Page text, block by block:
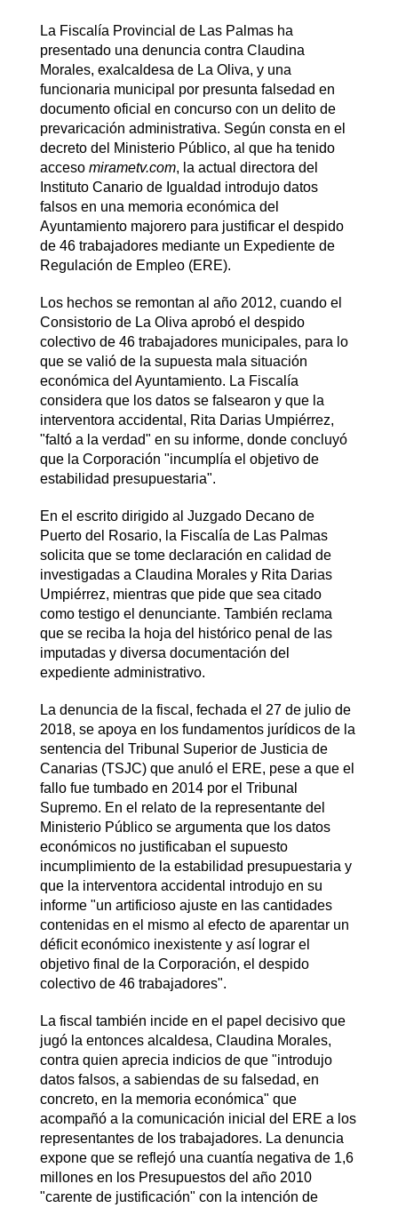
La Fiscalía Provincial de Las Palmas ha
presentado una denuncia contra Claudina
Morales, exalcaldesa de La Oliva, y una
funcionaria municipal por presunta falsedad en
documento oficial en concurso con un delito de
prevaricación administrativa. Según consta en el
decreto del Ministerio Público, al que ha tenido
acceso mirametv.com, la actual directora del
Instituto Canario de Igualdad introdujo datos
falsos en una memoria económica del
Ayuntamiento majorero para justificar el despido
de 46 trabajadores mediante un Expediente de
Regulación de Empleo (ERE).
Los hechos se remontan al año 2012, cuando el
Consistorio de La Oliva aprobó el despido
colectivo de 46 trabajadores municipales, para lo
que se valió de la supuesta mala situación
económica del Ayuntamiento. La Fiscalía
considera que los datos se falsearon y que la
interventora accidental, Rita Darias Umpiérrez,
"faltó a la verdad" en su informe, donde concluyó
que la Corporación "incumplía el objetivo de
estabilidad presupuestaria".
En el escrito dirigido al Juzgado Decano de
Puerto del Rosario, la Fiscalía de Las Palmas
solicita que se tome declaración en calidad de
investigadas a Claudina Morales y Rita Darias
Umpiérrez, mientras que pide que sea citado
como testigo el denunciante. También reclama
que se reciba la hoja del histórico penal de las
imputadas y diversa documentación del
expediente administrativo.
La denuncia de la fiscal, fechada el 27 de julio de
2018, se apoya en los fundamentos jurídicos de la
sentencia del Tribunal Superior de Justicia de
Canarias (TSJC) que anuló el ERE, pese a que el
fallo fue tumbado en 2014 por el Tribunal
Supremo. En el relato de la representante del
Ministerio Público se argumenta que los datos
económicos no justificaban el supuesto
incumplimiento de la estabilidad presupuestaria y
que la interventora accidental introdujo en su
informe "un artificioso ajuste en las cantidades
contenidas en el mismo al efecto de aparentar un
déficit económico inexistente y así lograr el
objetivo final de la Corporación, el despido
colectivo de 46 trabajadores".
La fiscal también incide en el papel decisivo que
jugó la entonces alcaldesa, Claudina Morales,
contra quien aprecia indicios de que "introdujo
datos falsos, a sabiendas de su falsedad, en
concreto, en la memoria económica" que
acompañó a la comunicación inicial del ERE a los
representantes de los trabajadores. La denuncia
expone que se reflejó una cuantía negativa de 1,6
millones en los Presupuestos del año 2010
"carente de justificación" con la intención de